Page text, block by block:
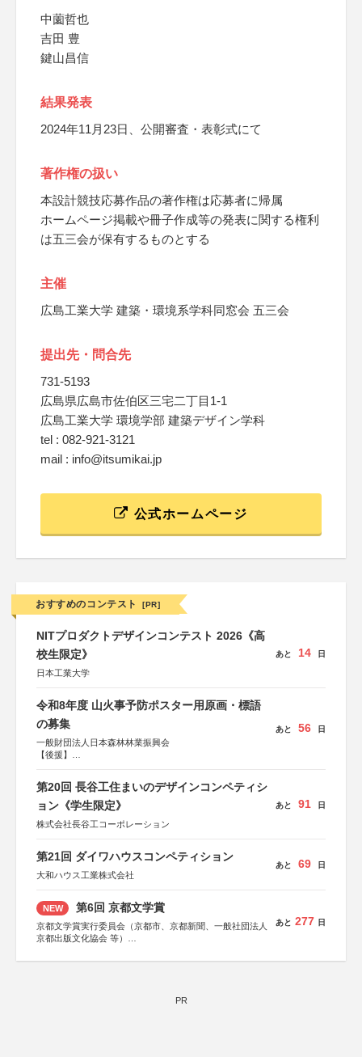
中薗哲也
吉田 豊
鍵山昌信
結果発表
2024年11月23日、公開審査・表彰式にて
著作権の扱い
本設計競技応募作品の著作権は応募者に帰属
ホームページ掲載や冊子作成等の発表に関する権利
は五三会が保有するものとする
主催
広島工業大学 建築・環境系学科同窓会 五三会
提出先・問合先
731-5193
広島県広島市佐伯区三宅二丁目1-1
広島工業大学 環境学部 建築デザイン学科
tel : 082-921-3121
mail : info@itsumikai.jp
公式ホームページ
おすすめのコンテスト [PR]
NITプロダクトデザインコンテスト 2026《高
校生限定》
日本工業大学
あと 14 日
令和8年度 山火事予防ポスター用原画・標語
の募集
一般財団法人日本森林林業振興会
【後援】
あと 56 日
第20回 長谷工住まいのデザインコンペティシ
ョン《学生限定》
株式会社長谷工コーポレーション
あと 91 日
第21回 ダイワハウスコンペティション
大和ハウス工業株式会社
あと 69 日
NEW 第6回 京都文学賞
京都文学賞実行委員会（京都市、京都新聞、一般社団法人
京都出版文化協会 等）
KADOKAWA、河出書房新社、幻冬舎、講談社、光文社、
あと 277 日
PR